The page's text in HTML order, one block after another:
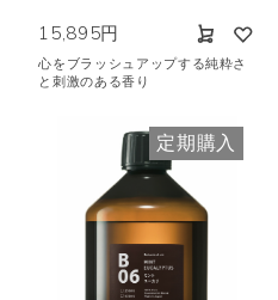
15,895円
心をブラッシュアップする純粋さ
と刺激のある香り
定期購入